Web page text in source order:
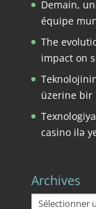
Demain,
équipe
The
impact on
üzerine bir
casino ilə
Archives
Archives